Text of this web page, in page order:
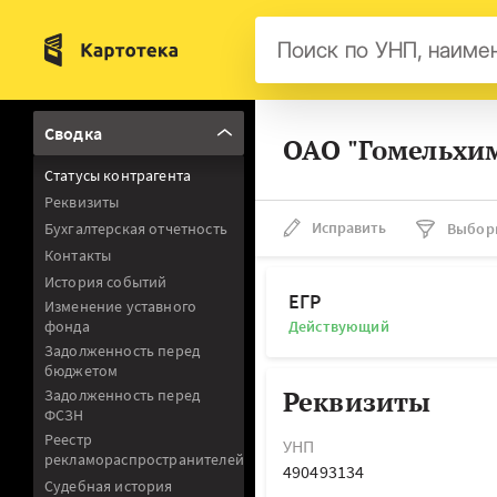
Сводка
Статусы контрагента
Реквизиты
Бухгалтерская отчетность
Контакты
История событий
Изменение уставного
фонда
Задолженность перед
бюджетом
Задолженность перед
ФСЗН
Реестр
рекламораспространителей
Судебная история
ОАО
Исправить
ЕГР
Действующий
Реквизиты
УНП
490493134